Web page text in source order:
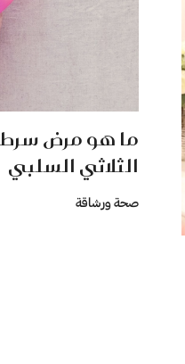
ما هو مرض
الثلاثي السلبي
صحة ورشاقة